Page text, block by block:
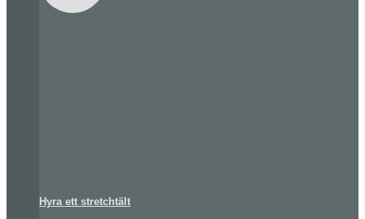
Hyra ett stretchtält